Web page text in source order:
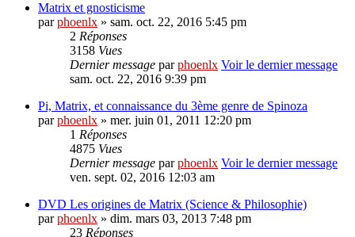
Matrix et gnosticisme
parphoenlx » sam. oct. 22, 2016 5:45 pm
2 Réponses
3158 Vues
Dernier message parphoenlx Voir le dernier message
sam. oct. 22, 2016 9:39 pm
Pi, Matrix, et connaissance du 3ème genre de Spinoza
parphoenlx » mer. juin 01, 2011 12:20 pm
1 Réponses
4875 Vues
Dernier message parphoenlx Voir le dernier message
ven. sept. 02, 2016 12:03 am
DVD Les origines de Matrix (Science & Philosophie)
parphoenlx » dim. mars 03, 2013 7:48 pm
23 Réponses